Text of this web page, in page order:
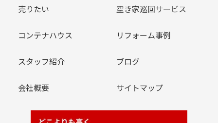
売りたい 空き家巡回サービス
コンテナハウス リフォーム事例
スタッフ紹介 ブログ
会社概要 サイトマップ